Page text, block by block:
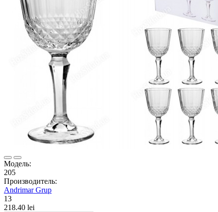
Модель:
205
Производитель:
Andrimar Grup
13
218.40 lei